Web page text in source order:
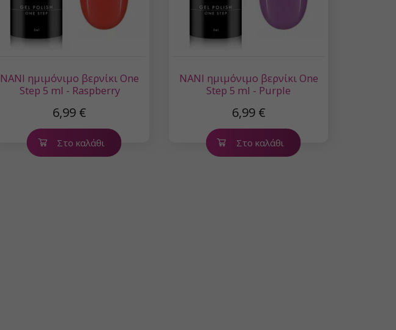
NANI ημιμόνιμο βερνίκι One
Step 5 ml - Raspberry
6,99 €
Στο καλάθι
NANI ημιμόνιμο βερνίκι One
Step 5 ml - Purple
6,99 €
Στο καλάθι